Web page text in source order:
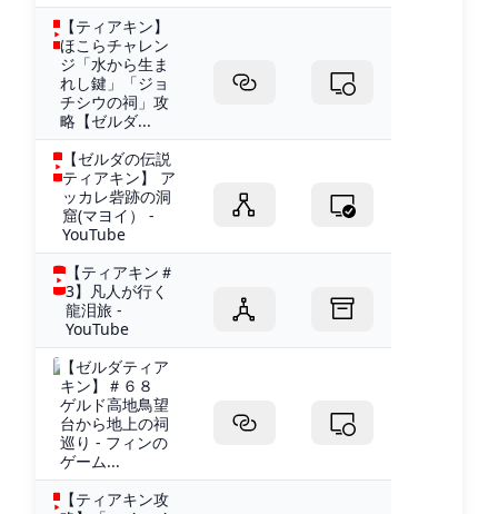
【ティアキン】
ほこらチャレン
ジ「水から生ま
れし鍵」「ジョ
チシウの祠」攻
略【ゼルダ...
【ゼルダの伝説
ティアキン】 ア
ッカレ砦跡の洞
窟(マヨイ） -
YouTube
【ティアキン＃
3】凡人が行く
龍泪旅 -
YouTube
【ゼルダティア
キン】＃６８
ゲルド高地鳥望
台から地上の祠
巡り - フィンの
ゲーム...
【ティアキン攻